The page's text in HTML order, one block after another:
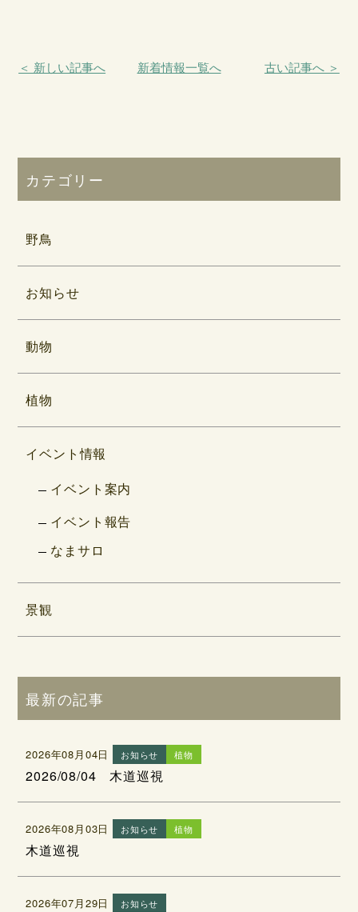
＜ 新しい記事へ 新着情報一覧へ 古い記事へ ＞
カテゴリー
野鳥
お知らせ
動物
植物
イベント情報
イベント案内
イベント報告
なまサロ
景観
最新の記事
2026年08月04日 お知らせ 植物
2026/08/04 木道巡視
2026年08月03日 お知らせ 植物
木道巡視
2026年07月29日 お知らせ